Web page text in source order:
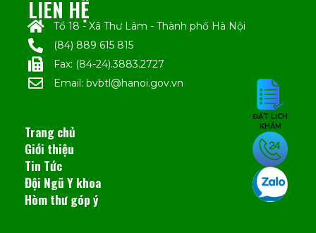
LIÊN HỆ
Tổ 18 - Xã Thư Lâm - Thành phố Hà Nội
(84) 889 615 815
Fax: (84-24).3883.2727
Email: bvbtl@hanoi.gov.vn
Trang chủ
Giới thiệu
Tin Tức
Đội Ngũ Y khoa
Hòm thư góp ý
ĐẶT LỊCH
KHÁM